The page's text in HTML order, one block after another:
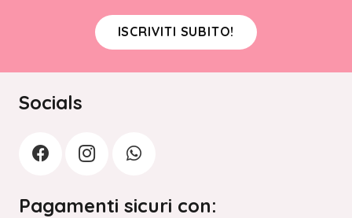
ISCRIVITI SUBITO!
Socials
Pagamenti sicuri con: